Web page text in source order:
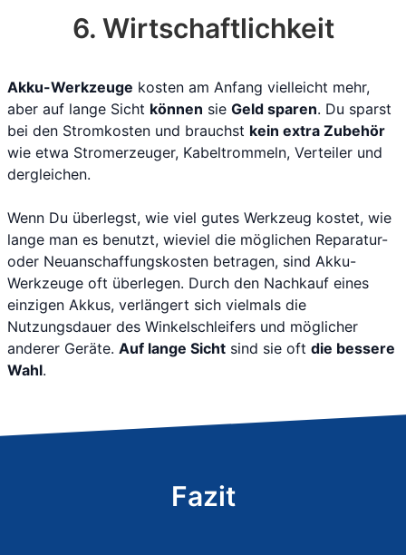
6. Wirtschaftlichkeit
Akku-Werkzeuge kosten am Anfang vielleicht mehr,
aber auf lange Sicht können sie Geld sparen. Du sparst
bei den Stromkosten und brauchst kein extra Zubehör
wie etwa Stromerzeuger, Kabeltrommeln, Verteiler und
dergleichen.
Wenn Du überlegst, wie viel gutes Werkzeug kostet, wie
lange man es benutzt, wieviel die möglichen Reparatur-
oder Neuanschaffungskosten betragen, sind Akku-
Werkzeuge oft überlegen. Durch den Nachkauf eines
einzigen Akkus, verlängert sich vielmals die
Nutzungsdauer des Winkelschleifers und möglicher
anderer Geräte. Auf lange Sicht sind sie oft die bessere
Wahl.
Fazit